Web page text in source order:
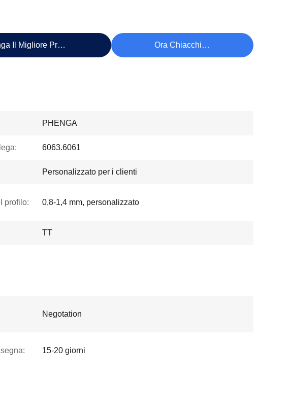
Il Migliore Prezzo Ora Chiacchieri
PHENGA
6063.6061
Personalizzato per i clienti
profilo: 0,8-1,4 mm, personalizzato
TT
Negotation
15-20 giorni